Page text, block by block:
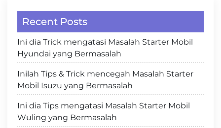
Recent Posts
Ini dia Trick mengatasi Masalah Starter Mobil
Hyundai yang Bermasalah
Inilah Tips & Trick mencegah Masalah Starter
Mobil Isuzu yang Bermasalah
Ini dia Tips mengatasi Masalah Starter Mobil
Wuling yang Bermasalah